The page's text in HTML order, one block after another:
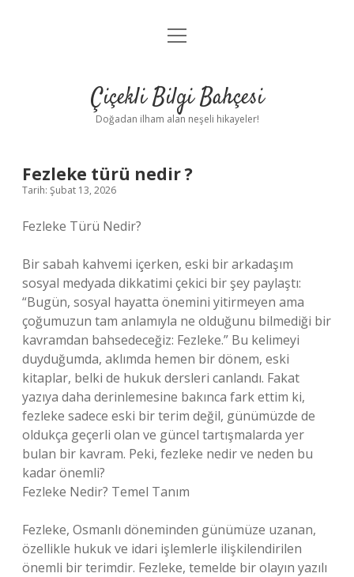
Anasayfa
Yasal Uyarı
menüyü
Çiçekli Bilgi Bahçesi
Doğadan ilham alan neşeli hikayeler!
Fezleke türü nedir ?
Tarih: Şubat 13, 2026
Fezleke Türü Nedir?
Bir sabah kahvemi içerken, eski bir arkadaşım
sosyal medyada dikkatimi çekici bir şey paylaştı:
“Bugün, sosyal hayatta önemini yitirmeyen ama
çoğumuzun tam anlamıyla ne olduğunu bilmediği bir
kavramdan bahsedeceğiz: Fezleke.” Bu kelimeyi
duyduğumda, aklımda hemen bir dönem, eski
kitaplar, belki de hukuk dersleri canlandı. Fakat
yazıya daha derinlemesine bakınca fark ettim ki,
fezleke sadece eski bir terim değil, günümüzde de
oldukça geçerli olan ve güncel tartışmalarda yer
bulan bir kavram. Peki, fezleke nedir ve neden bu
kadar önemli?
Fezleke Nedir? Temel Tanım
Fezleke, Osmanlı döneminden günümüze uzanan,
özellikle hukuk ve idari işlemlerle ilişkilendirilen
önemli bir terimdir. Fezleke, temelde bir olayın yazılı